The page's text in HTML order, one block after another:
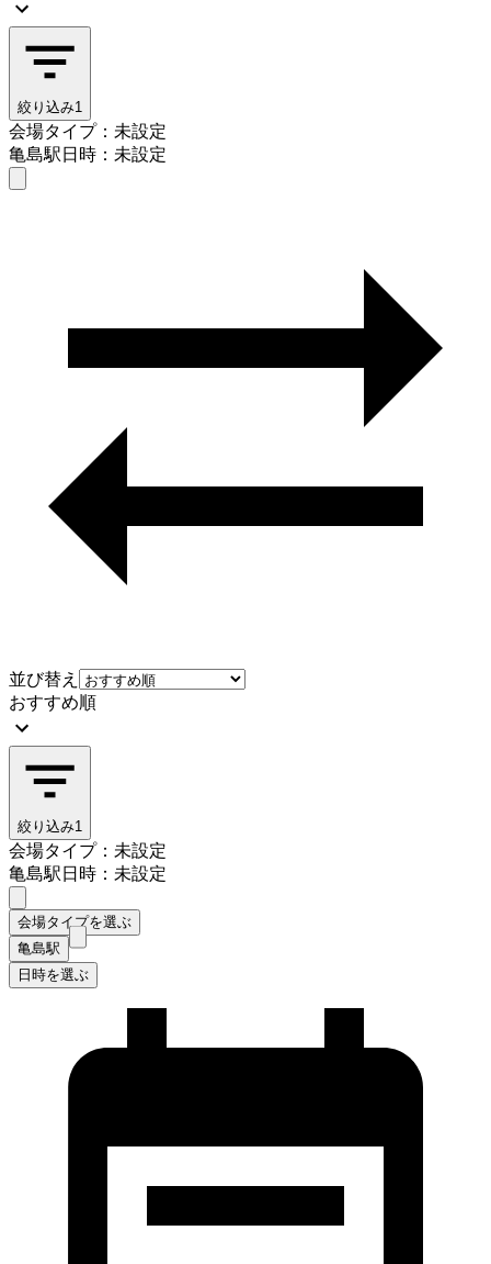
絞り込み1
会場タイプ：未設定
亀島駅日時：未設定
並び替え
おすすめ順
絞り込み1
会場タイプ：未設定
亀島駅日時：未設定
会場タイプを選ぶ
亀島駅
日時を選ぶ